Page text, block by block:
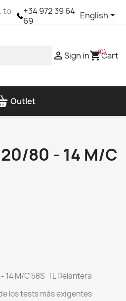
to
+34 972 39 64
69
English
Sign inshopping_cart(0)Cart
Outlet
80 - 14 M/C
M/C 58S TL Delantera
los tests más exigentes